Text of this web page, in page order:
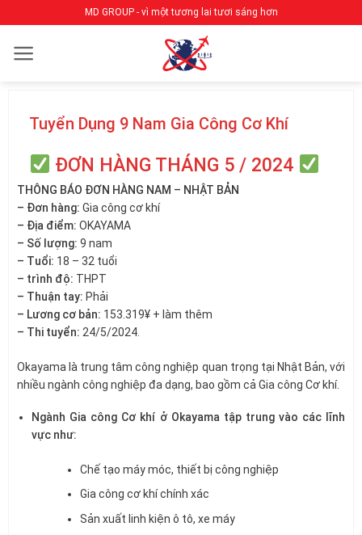
qua
nội
MD GROUP - vì một tương lai tươi sáng hơn
Tuyển Dụng 9 Nam Gia Công Cơ Khí
ĐƠN HÀNG THÁNG 5 / 2024
THÔNG BÁO ĐƠN HÀNG NAM – NHẬT BẢN
– Đơn hàng: Gia công cơ khí
– Địa điểm: OKAYAMA
– Số lượng: 9 nam
– Tuổi: 18 – 32 tuổi
– trình độ: THPT
– Thuận tay: Phải
– Lương cơ bản: 153.319¥ + làm thêm
– Thi tuyển: 24/5/2024.
Okayama là trung tâm công nghiệp quan trọng tại Nhật Bản, với
nhiều ngành công nghiệp đa dạng, bao gồm cả Gia công Cơ khí.
Ngành Gia công Cơ khí ở Okayama tập trung vào các lĩnh
vực như:
Chế tạo máy móc, thiết bị công nghiệp
Gia công cơ khí chính xác
Sản xuất linh kiện ô tô, xe máy